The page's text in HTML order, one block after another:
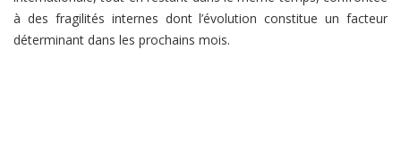
à des fragilités internes dont l’évolution constitue un facteur
déterminant dans les prochains mois.